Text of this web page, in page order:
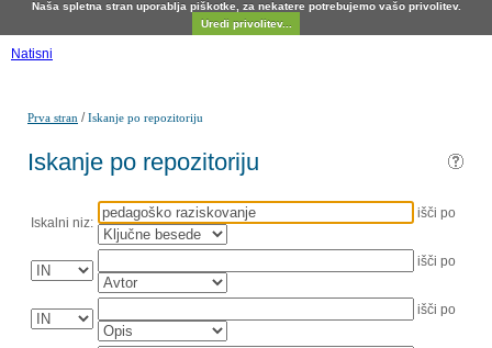
Naša spletna stran uporablja piškotke, za nekatere potrebujemo vašo privolitev.
Uredi privolitev...
Natisni
Prva stran /Iskanje po repozitoriju
Iskanje po repozitoriju
Iskalni niz:
išči po
išči po
išči po